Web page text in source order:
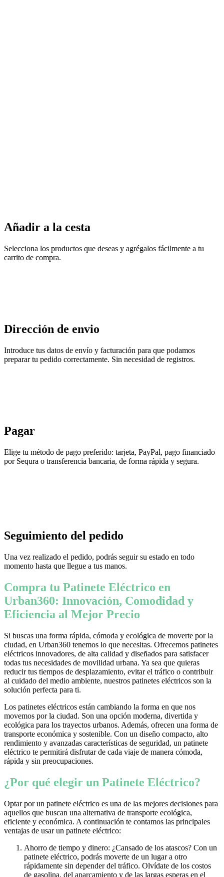
Añadir a la cesta
Selecciona los productos que deseas y agrégalos fácilmente a tu
carrito de compra.
Dirección de envio
Introduce tus datos de envío y facturación para que podamos
preparar tu pedido correctamente. Sin necesidad de registros.
Pagar
Elige tu método de pago preferido: tarjeta, PayPal, pago financiado
por Sequra o transferencia bancaria, de forma rápida y segura.
Seguimiento del pedido
Una vez realizado el pedido, podrás seguir su estado en todo
momento hasta que llegue a tus manos.
Compra tu Patinete Eléctrico en
Urban360: Innovación, Comodidad y
Eficiencia al Mejor Precio
Si buscas una forma rápida, cómoda y ecológica de moverte por la
ciudad, en Urban360 tenemos lo que necesitas. Ofrecemos patinetes
eléctricos innovadores, de alta calidad y diseñados para satisfacer
todas tus necesidades de movilidad urbana. Ya sea que quieras
reducir tus tiempos de desplazamiento, evitar el tráfico o contribuir
al cuidado del medio ambiente, nuestros patinetes eléctricos son la
solución perfecta para ti.
Los patinetes eléctricos están cambiando la forma en que nos
movemos por la ciudad. Son una opción moderna, divertida y
ecológica para los trayectos urbanos. Además, ofrecen una forma de
transporte económica y sostenible. Con un diseño compacto, alto
rendimiento y avanzadas características de seguridad, un patinete
eléctrico te permitirá disfrutar de cada viaje de manera cómoda,
rápida y sin preocupaciones.
¿Por qué elegir un Patinete Eléctrico?
Optar por un patinete eléctrico es una de las mejores decisiones para
aquellos que buscan una alternativa de transporte ecológica,
eficiente y económica. A continuación te contamos las principales
ventajas de usar un patinete eléctrico:
Ahorro de tiempo y dinero: ¿Cansado de los atascos? Con un
patinete eléctrico, podrás moverte de un lugar a otro
rápidamente sin depender del tráfico. Olvídate de los costos
de gasolina, del aparcamiento y de las largas esperas en el